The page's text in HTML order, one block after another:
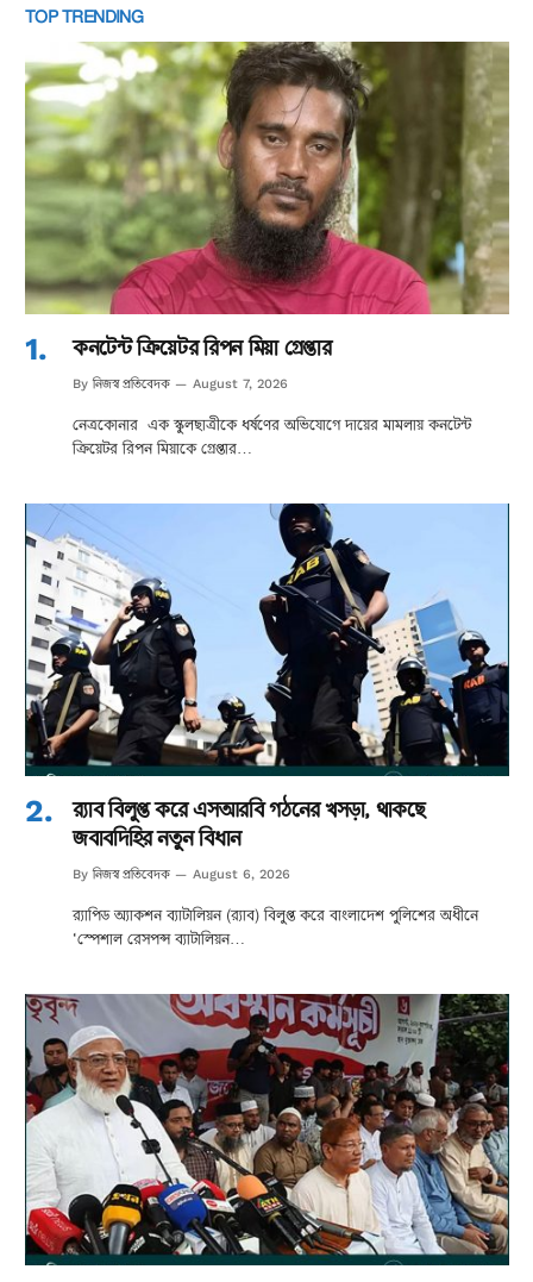
TOP TRENDING
কনটেন্ট ক্রিয়েটর রিপন মিয়া গ্রেপ্তার
By নিজস্ব প্রতিবেদক August 7, 2026
নেত্রকোনার এক স্কুলছাত্রীকে ধর্ষণের অভিযোগে দায়ের মামলায় কনটেন্ট
ক্রিয়েটর রিপন মিয়াকে গ্রেপ্তার…
র‌্যাব বিলুপ্ত করে এসআরবি গঠনের খসড়া, থাকছে
জবাবদিহির নতুন বিধান
By নিজস্ব প্রতিবেদক August 6, 2026
র‌্যাপিড অ্যাকশন ব্যাটালিয়ন (র‌্যাব) বিলুপ্ত করে বাংলাদেশ পুলিশের অধীনে
‘স্পেশাল রেসপন্স ব্যাটালিয়ন…